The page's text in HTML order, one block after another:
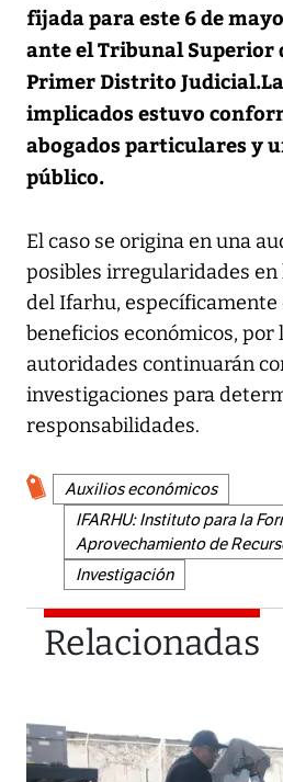
fijada para este 6 de
ante el Tribunal Superior
Primer Distrito
implicados estuvo
abogados particulares y
público.
El caso se origina en una
posibles irregularidades en
del Ifarhu, específicamente
beneficios económicos, por
autoridades continuarán
investigaciones para
responsabilidades.
Auxilios económicos
IFARHU: Instituto para la
Aprovechamiento de
Investigación
Relacionadas